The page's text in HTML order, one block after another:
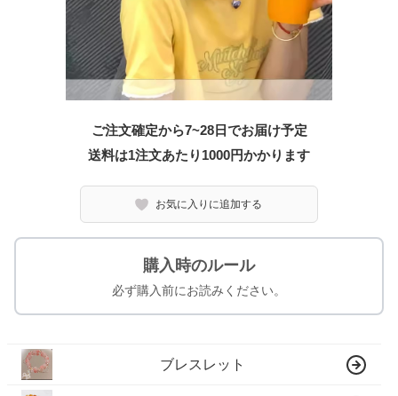
ご注文確定から7~28日でお届け予定
送料は1注文あたり 1000円かかります
お気に入りに追加する
購入時のルール
必ず購入前にお読みください。
ブレスレット